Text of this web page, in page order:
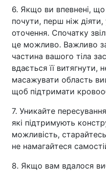
6. Якщо ви впевнені,
почути, перш ніж
оточення. Спочатку
це можливо. Важливо
частина вашого тіла
вдається її витягнути,
масажувати область
щоб підтримати
7. Уникайте
які підтримують
можливість,
не намагайтеся
8. Якщо вам вдалося